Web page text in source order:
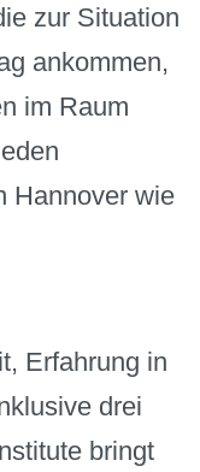
zur Situation
ankommen,
im Raum
Hannover wie
Erfahrung in
drei
bringt